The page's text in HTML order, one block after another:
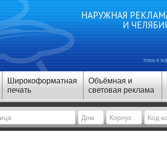
НАРУЖНАЯ
И
пока в
Широкоформатная
печать
Объёмная и
световая реклама